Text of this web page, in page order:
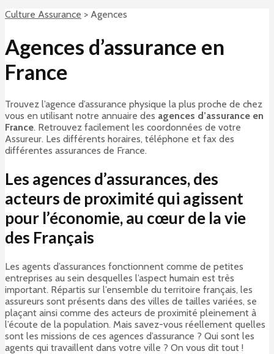
Culture Assurance > Agences
Agences d’assurance en
France
Trouvez l’agence d’assurance physique la plus proche de chez
vous en utilisant notre annuaire des agences d’assurance en
France. Retrouvez facilement les coordonnées de votre
Assureur. Les différents horaires, téléphone et fax des
différentes assurances de France.
Les agences d’assurances, des
acteurs de proximité qui agissent
pour l’économie, au cœur de la vie
des Français
Les agents d’assurances fonctionnent comme de petites
entreprises au sein desquelles l’aspect humain est très
important. Répartis sur l’ensemble du territoire français, les
assureurs sont présents dans des villes de tailles variées, se
plaçant ainsi comme des acteurs de proximité pleinement à
l’écoute de la population. Mais savez-vous réellement quelles
sont les missions de ces agences d’assurance ? Qui sont les
agents qui travaillent dans votre ville ? On vous dit tout !